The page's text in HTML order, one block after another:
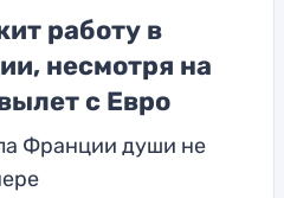
работу в
несмотря на
с Евро
Франции души не